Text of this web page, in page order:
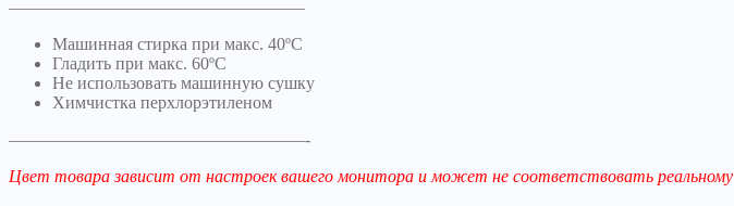
—————————————————
Машинная стирка при макс. 40ºC
Гладить при макс. 60ºC
Не использовать машинную сушку
Химчистка перхлорэтиленом
—————————————————-
Цвет товара зависит от настроек вашего монитора и может не соответствовать реальному